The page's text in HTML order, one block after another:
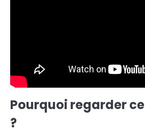
Pourquoi regarder
?